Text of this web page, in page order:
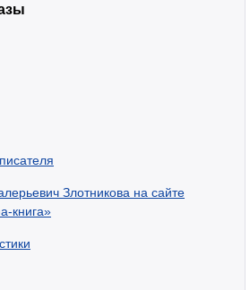
Злотникова на сайте
книга»